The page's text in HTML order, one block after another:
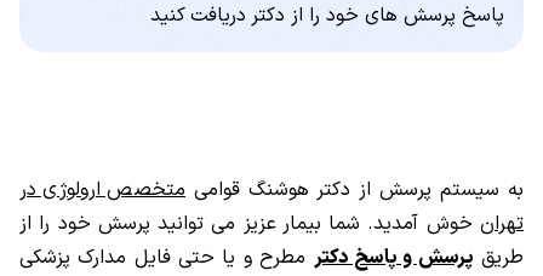
پاسخ پرسش های خود را از دکتر دریافت کنید
به سیستم پرسش از دکتر هوشنگ قوامی متخصص ارولوژی در
تهران خوش آمدید. شما بیمار عزیز می توانید پرسش خود را از
طریق پرسش و پاسخ دکتر مطرح و یا حتی فایل مدارک پزشکی